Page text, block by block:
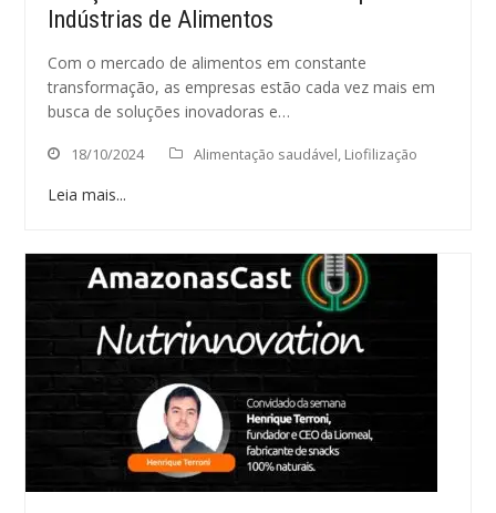
Indústrias de Alimentos
Com o mercado de alimentos em constante
transformação, as empresas estão cada vez mais em
busca de soluções inovadoras e…
18/10/2024 Alimentação saudável, Liofilização
Leia mais...